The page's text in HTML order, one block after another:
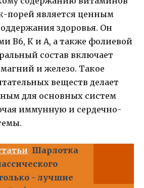
порей является ценным
здоровья. Он
В6, К и А, а также фолиевой
состав включает
и железо. Такое
веществ делает
для основных систем
иммунную и сердечно-
Шарлотка
- лучшие